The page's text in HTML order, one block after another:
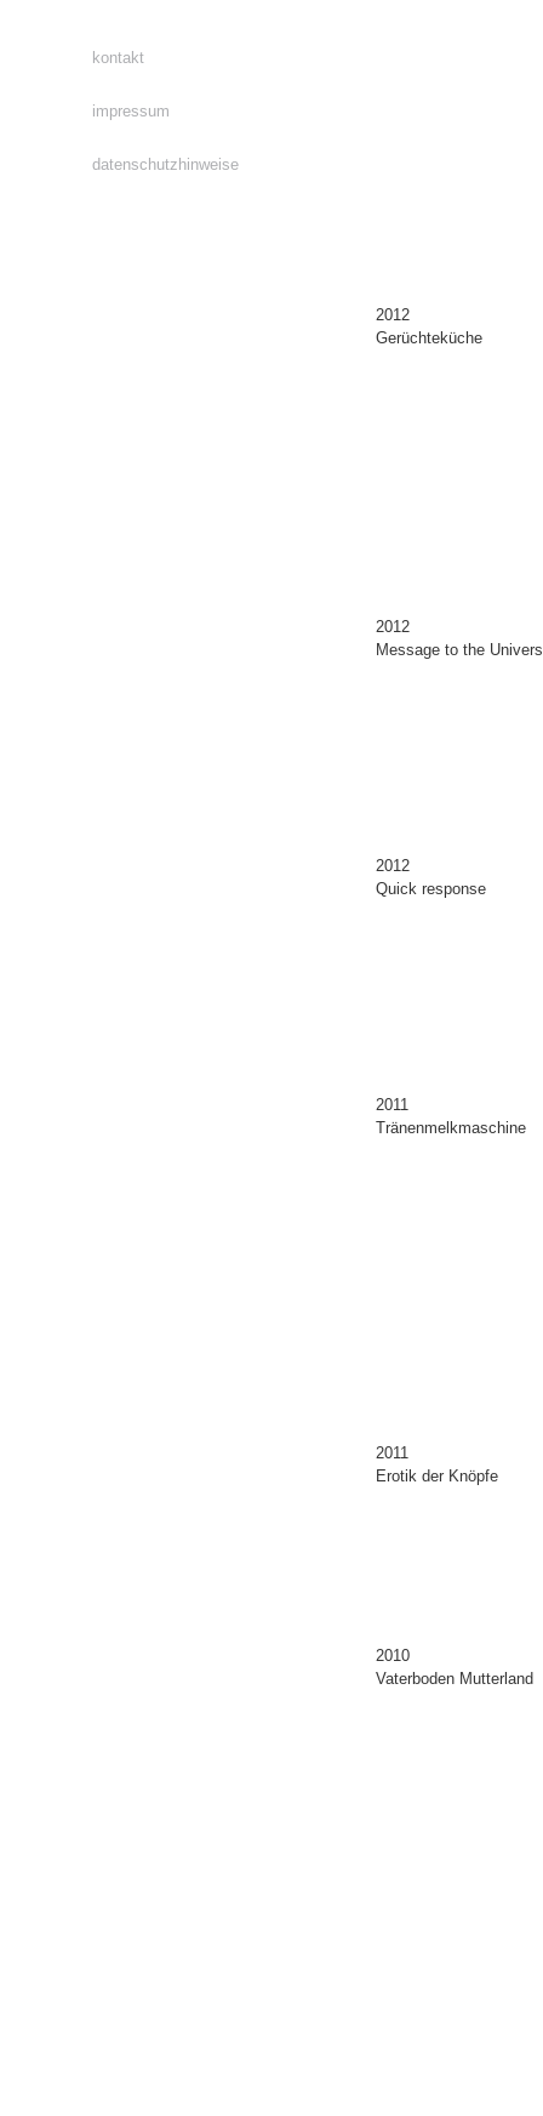
kontakt
impressum
datenschutzhinweise
2012
Gerüchteküche
2012
Message to the
2012
Quick response
2011
Tränenmelkmaschine
2011
Erotik der Knöpfe
2010
Vaterboden Mutterland